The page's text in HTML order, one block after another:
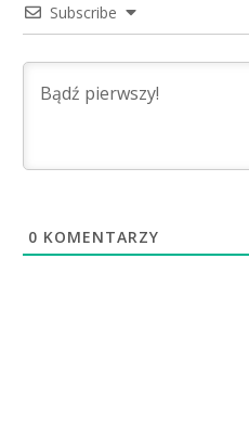
Subscribe
0 KOMENTARZY